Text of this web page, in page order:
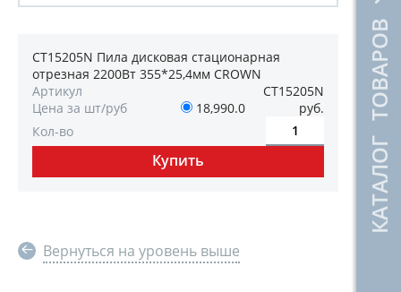
КАТАЛОГ ТОВАРОВ
CT15205N Пила дисковая стационарная
отрезная 2200Вт 355*25,4мм CROWN
Артикул
CT15205N
Цена за шт/руб
18,990.0
руб.
Кол-во
Вернуться на уровень выше